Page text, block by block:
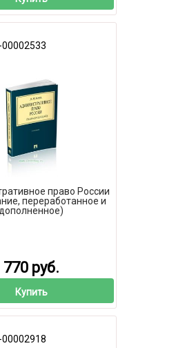
право России
переработанное и
770 руб.
Купить